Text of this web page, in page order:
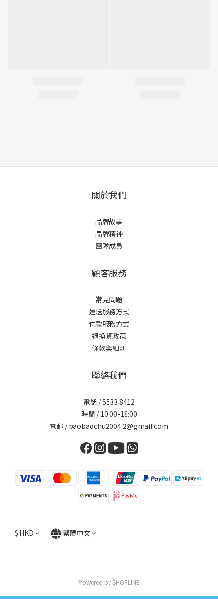
關於我們
品牌故事
品牌精神
團隊成員
顧客服務
常見問題
運送服務方式
付款服務方式
退換貨政策
條款與細則
聯絡我們
電話 / 5533 8412
時間 / 10:00-18:00
電郵 / baobaochu2004.2@gmail.com
$ HKD 繁體中文
Powered by SHOPLINE